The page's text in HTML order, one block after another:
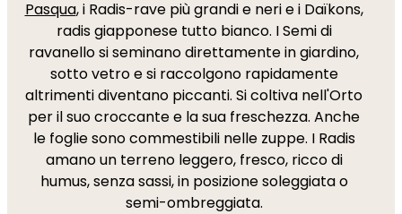
Pasqua, i Radis-rave più grandi e neri e i Daïkons,
radis giapponese tutto bianco. I Semi di
ravanello si seminano direttamente in giardino,
sotto vetro e si raccolgono rapidamente
altrimenti diventano piccanti. Si coltiva nell'Orto
per il suo croccante e la sua freschezza. Anche
le foglie sono commestibili nelle zuppe. I Radis
amano un terreno leggero, fresco, ricco di
humus, senza sassi, in posizione soleggiata o
semi-ombreggiata.